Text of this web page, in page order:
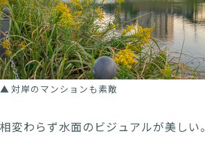
対岸のマンションも素敵
相変わらず水面のビジュアルが美しい。